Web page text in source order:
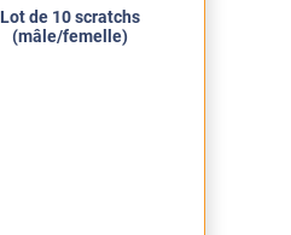
Lot de 10 scratchs
(mâle/femelle)